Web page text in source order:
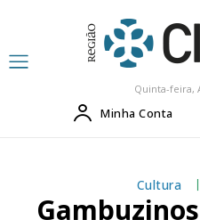
Quinta-feira,
Minha Conta
Cultura